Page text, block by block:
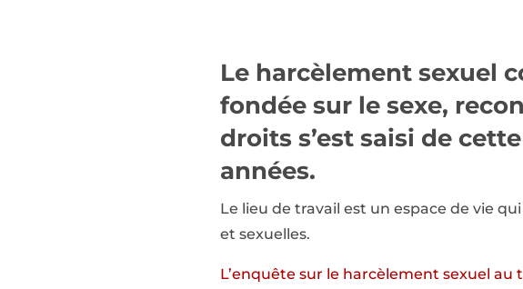
Le harcèlement sexuel
fondée sur le sexe,
droits s’est saisi de
années.
Le lieu de travail est un espace de vie
et sexuelles.
L’enquête sur le harcèlement sexuel au